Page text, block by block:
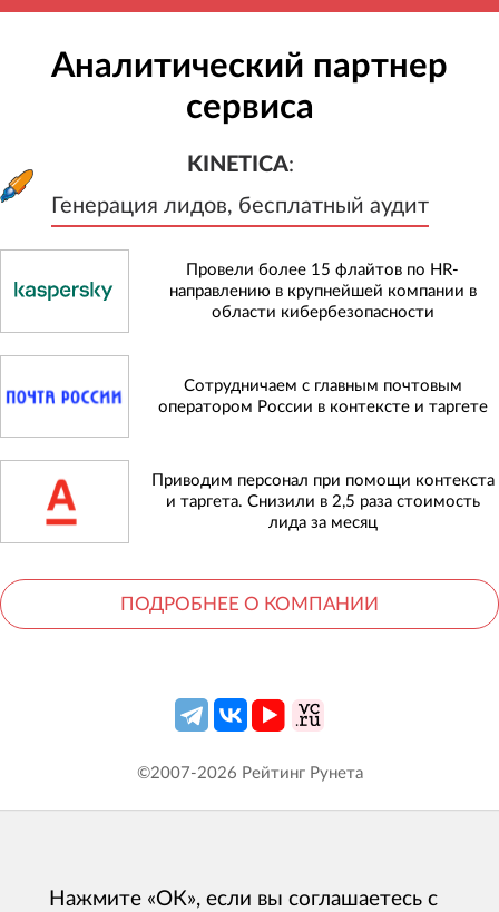
Аналитический партнер
сервиса
KINETICA:
Генерация лидов, бесплатный аудит
Генерация лидов, бесплатный
Провели более 15 флайтов по HR-
направлению в крупнейшей компании в
области кибербезопасности
Сотрудничаем с главным почтовым
оператором России в контексте и таргете
Приводим персонал при помощи контекста
и таргета. Снизили в 2,5 раза стоимость
лида за месяц
ПОДРОБНЕЕ О КОМПАНИИ
©2007-2026 Рейтинг Рунета
Нажмите «ОК», если вы соглашаетесь с